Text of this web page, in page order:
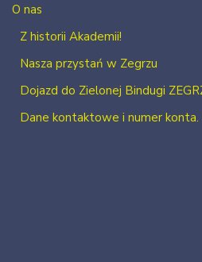
O nas
Z historii Akademii!
Nasza przystań w Zegrzu
Dojazd do Zielonej Bindugi
Dane kontaktowe i numer konta.